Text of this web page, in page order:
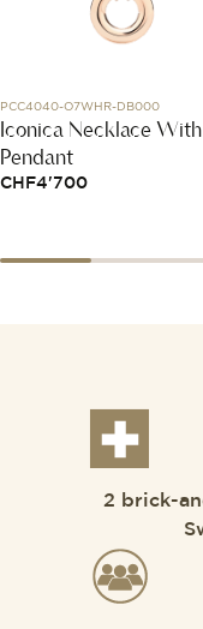
PCC4040-O7WHR-DB000
Iconica Necklace With
Pendant
CHF4'700
2 brick-